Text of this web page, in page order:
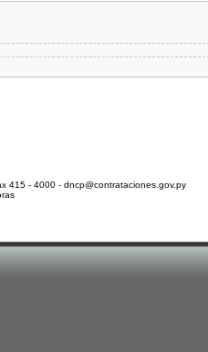
415 - 4000 - dncp@contrataciones.gov.py